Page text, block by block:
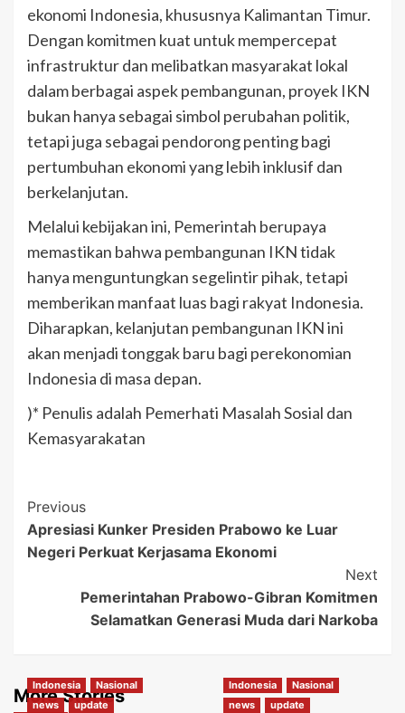
ekonomi Indonesia, khususnya Kalimantan Timur.
Dengan komitmen kuat untuk mempercepat
infrastruktur dan melibatkan masyarakat lokal
dalam berbagai aspek pembangunan, proyek IKN
bukan hanya sebagai simbol perubahan politik,
tetapi juga sebagai pendorong penting bagi
pertumbuhan ekonomi yang lebih inklusif dan
berkelanjutan.
Melalui kebijakan ini, Pemerintah berupaya
memastikan bahwa pembangunan IKN tidak
hanya menguntungkan segelintir pihak, tetapi
memberikan manfaat luas bagi rakyat Indonesia.
Diharapkan, kelanjutan pembangunan IKN ini
akan menjadi tonggak baru bagi perekonomian
Indonesia di masa depan.
)* Penulis adalah Pemerhati Masalah Sosial dan
Kemasyarakatan
Post
Navigation
Previous
Apresiasi Kunker Presiden Prabowo ke Luar
Negeri Perkuat Kerjasama Ekonomi
Next
Pemerintahan Prabowo-Gibran Komitmen
Selamatkan Generasi Muda dari Narkoba
More Stories
Indonesia
Nasional
news
update
Indonesia
Nasional
news
update